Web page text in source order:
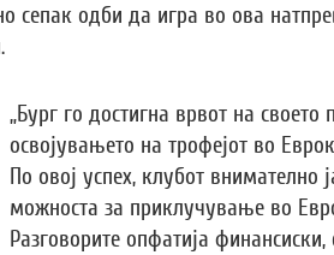
сепак одби да игра во ова
„Бург го достигна врвот на своето
освојувањето на трофејот во
По овој успех, клубот внимателно
можноста за приклучување во
Разговорите опфатија финансиски,